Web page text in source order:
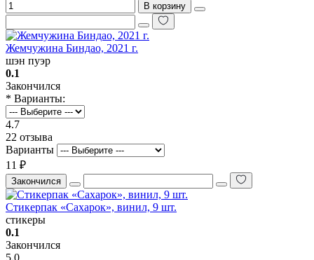
В корзину
Жемчужина Биндао, 2021 г.
шэн пуэр
0.1
Закончился
* Варианты:
4.7
22 отзыва
Варианты
11 ₽
Закончился
Стикерпак «Сахарок», винил, 9 шт.
стикеры
0.1
Закончился
5.0